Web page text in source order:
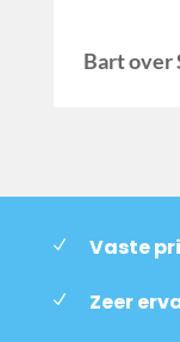
Bart over
Vaste
Zeer